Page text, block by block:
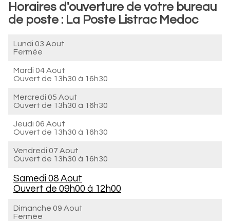
Horaires d'ouverture de votre bureau
de poste : La Poste Listrac Medoc
Lundi 03 Aout
Fermée
Mardi 04 Aout
Ouvert de 13h30 à 16h30
Mercredi 05 Aout
Ouvert de 13h30 à 16h30
Jeudi 06 Aout
Ouvert de 13h30 à 16h30
Vendredi 07 Aout
Ouvert de 13h30 à 16h30
Samedi 08 Aout
Ouvert de 09h00 à 12h00
Dimanche 09 Aout
Fermée